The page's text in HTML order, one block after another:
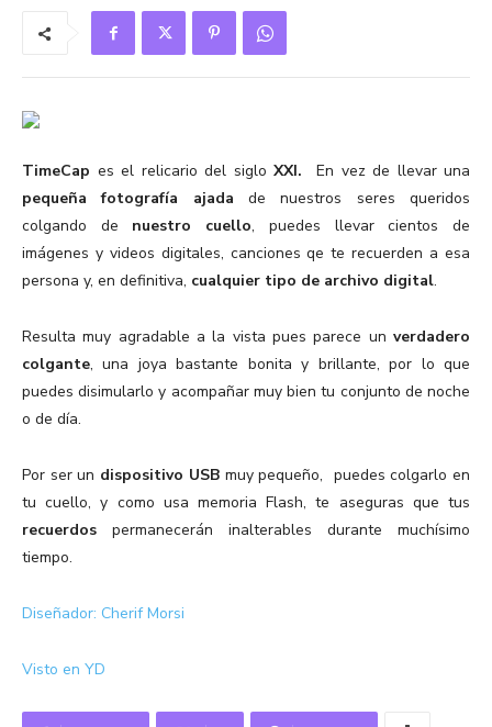
TimeCap es el relicario del siglo XXI. En vez de llevar una
pequeña fotografía ajada de nuestros seres queridos
colgando de nuestro cuello, puedes llevar cientos de
imágenes y videos digitales, canciones qe te recuerden a esa
persona y, en definitiva, cualquier tipo de archivo digital.
Resulta muy agradable a la vista pues parece un verdadero
colgante, una joya bastante bonita y brillante, por lo que
puedes disimularlo y acompañar muy bien tu conjunto de noche
o de día.
Por ser un dispositivo USBmuy pequeño, puedes colgarlo en
tu cuello, y como usa memoria Flash, te aseguras que tus
recuerdos permanecerán inalterables durante muchísimo
tiempo.
Diseñador: Cherif Morsi
Visto en YD